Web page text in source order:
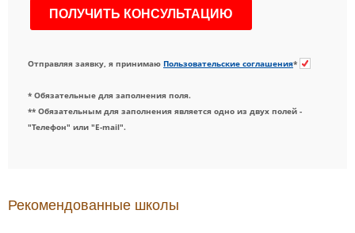
Отправляя заявку, я принимаю Пользовательские соглашения*
* Обязательные для заполнения поля.
** Обязательным для заполнения является одно из двух полей -
"Телефон" или "E-mail".
Рекомендованные школы